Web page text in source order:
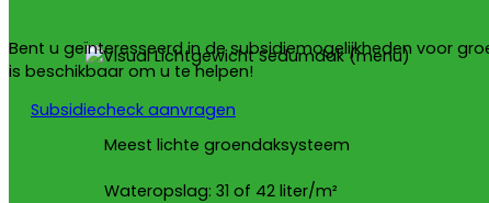
Meest lichte groendaksysteem
Wateropslag: 31 of 42 liter/m²
Bent u geïnteresseerd in de subsidiemogelijkheden voor
is beschikbaar om u te helpen!
Subsidiecheck aanvragen